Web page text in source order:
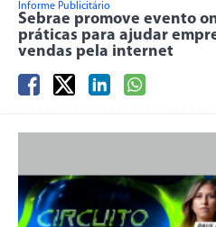
Informe Publicitário
Sebrae promove evento
práticas para ajudar
vendas pela internet